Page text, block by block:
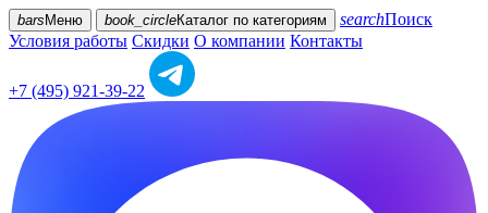
bars Меню book_circleКаталог по категориям searchПоиск
Условия работы Скидки О компании Контакты
+7 (495) 921-39-22